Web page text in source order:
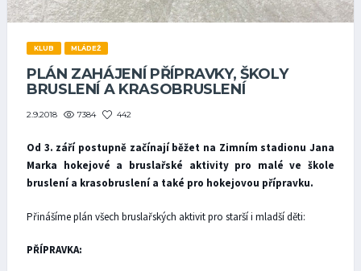
KLUB MLÁDEŽ
PLÁN ZAHÁJENÍ PŘÍPRAVKY, ŠKOLY
BRUSLENÍ A KRASOBRUSLENÍ
2.9.2018 7384 442
Od 3. září postupně začínají běžet na Zimním stadionu Jana
Marka hokejové a bruslařské aktivity pro malé ve škole
bruslení a krasobruslení a také pro hokejovou přípravku.
Přinášíme plán všech bruslařských aktivit pro starší i mladší děti:
PŘÍPRAVKA: